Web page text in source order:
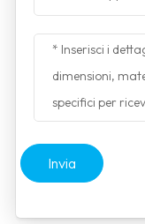
Invia